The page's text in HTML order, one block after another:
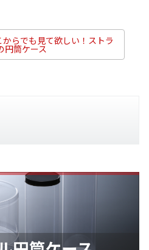
からでも見て欲しい！ストラ
円筒ケース